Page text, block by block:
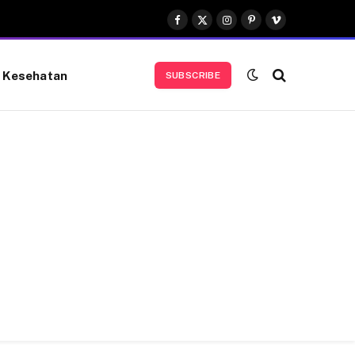
Facebook
X
(Twitter)
Instagram
Pinterest
Vimeo
Kesehatan SUBSCRIBE